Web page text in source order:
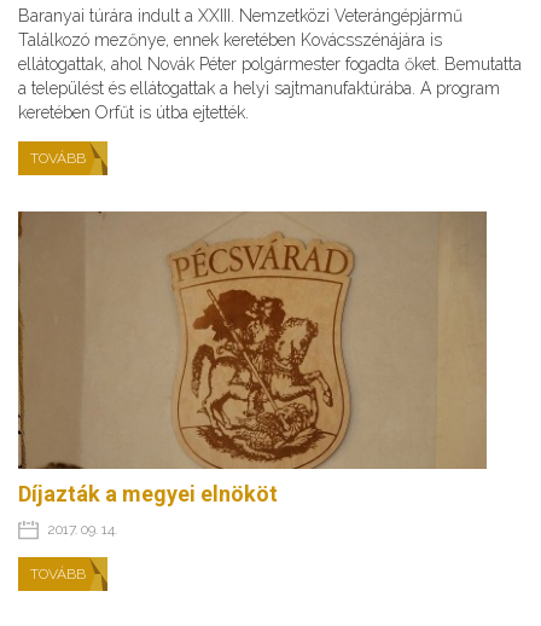
Baranyai túrára indult a XXIII. Nemzetközi Veterángépjármű
Találkozó mezőnye, ennek keretében Kovácsszénájára is
ellátogattak, ahol Novák Péter polgármester fogadta őket. Bemutatta
a települést és ellátogattak a helyi sajtmanufaktúrába. A program
keretében Orfűt is útba ejtették.
TOVÁBB
Díjazták a megyei elnököt
2017. 09. 14.
TOVÁBB